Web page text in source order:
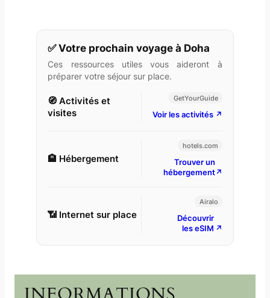
Votre prochain voyage à Doha
Ces ressources utiles vous aideront à
préparer votre séjour sur place.
Activités et
visites
GetYourGuide
Voir les activités
Hébergement
hotels.com
Trouver un
hébergement
Internet sur place
Airalo
Découvrir
les eSIM